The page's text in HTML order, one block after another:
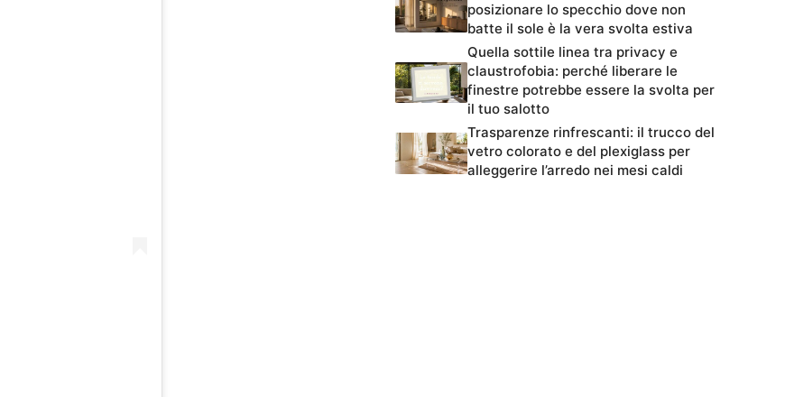
posizionare lo specchio dove non
batte il sole è la vera svolta estiva
Quella sottile linea tra privacy e
claustrofobia: perché liberare le
finestre potrebbe essere la svolta per
il tuo salotto
Trasparenze rinfrescanti: il trucco del
vetro colorato e del plexiglass per
alleggerire l’arredo nei mesi caldi